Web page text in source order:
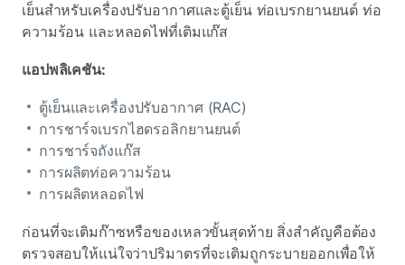
เย็นสําหรับเครื่องปรับอากาศและตู้เย็น ท่อเบรกยานยนต์ ท่อ
ความร้อน และหลอดไฟที่เติมแก๊ส
แอปพลิเคชัน:
ตู้เย็นและเครื่องปรับอากาศ (RAC)
การชาร์จเบรกไฮดรอลิกยานยนต์
การชาร์จถังแก๊ส
การผลิตท่อความร้อน
การผลิตหลอดไฟ
ก่อนที่จะเติมก๊าซหรือของเหลวขั้นสุดท้าย สิ่งสําคัญคือต้อง
ตรวจสอบให้แน่ใจว่าปริมาตรที่จะเติมถูกระบายออกเพื่อให้